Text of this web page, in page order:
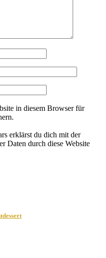
in diesem Browser für
erklärst du dich mit der
Daten durch diese Website